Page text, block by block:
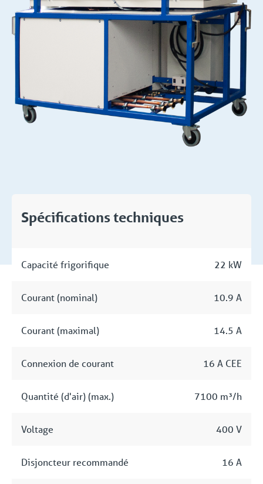
Spécifications techniques
Capacité frigorifique 22 kW
Courant (nominal) 10.9 A
Courant (maximal) 14.5 A
Connexion de courant 16 A CEE
Quantité (d'air) (max.) 7100 m³/h
Voltage 400 V
Disjoncteur recommandé 16 A